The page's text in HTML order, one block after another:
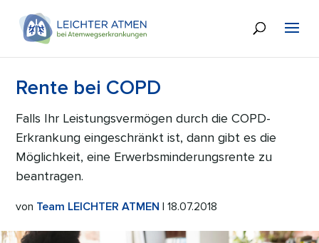
Rente bei COPD
Falls Ihr Leistungsvermögen durch die COPD-
Erkrankung eingeschränkt ist, dann gibt es die
Möglichkeit, eine Erwerbsminderungsrente zu
beantragen.
von Team LEICHTER ATMEN | 18.07.2018